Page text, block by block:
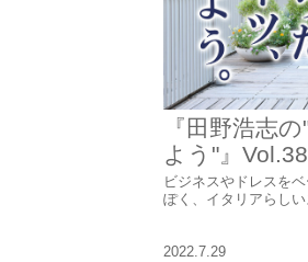
『田野浩志
よう"』Vol.38
ビジネスやドレスを
ぽく、イタリアらしい
2022.7.29